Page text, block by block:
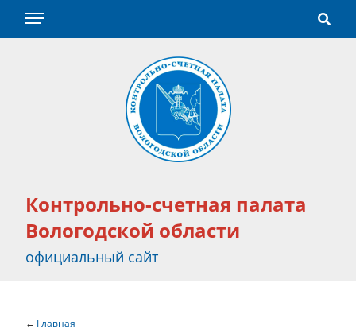
Контрольно-счетная палата
Вологодской области
официальный сайт
Главная